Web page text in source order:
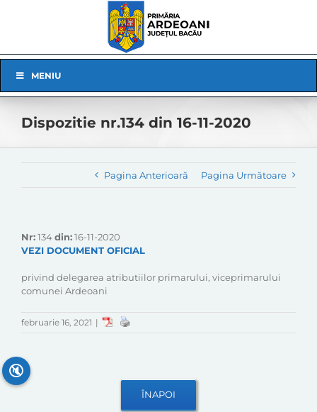
Navigation
MENIU
Dispozitie nr.134 din 16-11-2020
Pagina Anterioară Pagina Următoare
Nr:134din:16-11-2020
VEZI DOCUMENT OFICIAL
privind delegarea atributiilor primarului, viceprimarului
comunei Ardeoani
februarie 16, 2021 |
🔇